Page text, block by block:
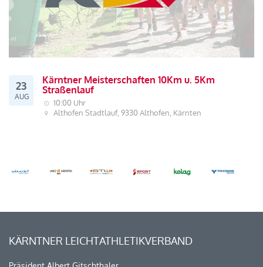
23
AUG
Kärntner Meisterschaften 10Km u. 5Km
Straßenlauf
10:00 Uhr
Althofen Stadtlauf, 9330 Althofen, Kärnten
KÄRNTNER LEICHTATHLETIKVERBAND